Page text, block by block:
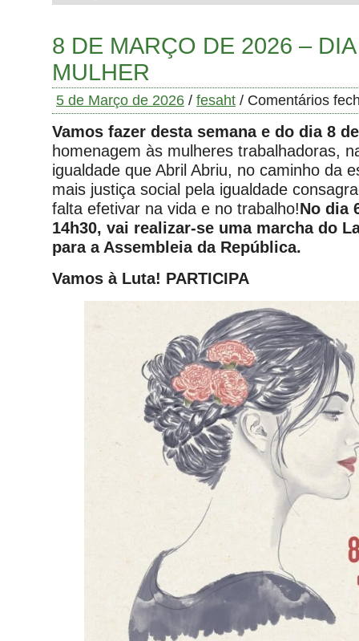
8 DE MARÇO DE 2026 –
MULHER
5 de Março de 2026 / fesaht / Comentários
Vamos fazer desta semana e do dia 8
homenagem às mulheres trabalhadoras,
igualdade que Abril Abriu, no caminho da
mais justiça social pela igualdade
falta efetivar na vida e no trabalho!No dia
14h30, vai realizar-se uma marcha do
para a Assembleia da República.
Vamos à Luta! PARTICIPA